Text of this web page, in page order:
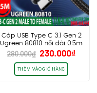
Cáp USB Type C 3.1 Gen 2
Ugreen 80810 nối dài 0.5m
– Video 4K@60Hz, PD100W,
Truyền data 10Gbps
280.000₫ Giá
gốc
là:
280.000₫.
230.000₫Giá
THÊM VÀO GIỎ HÀNG